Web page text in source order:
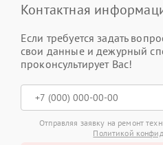
Контактная
Если требуется задать
свои данные и дежурный
проконсультирует Вас!
Отправляя заявку на ремонт
Политикой